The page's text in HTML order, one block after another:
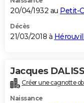
20/04/1932 au Petit-
Décès
21/03/2018 à
Jacques
Créer une cagnotte
Naissance